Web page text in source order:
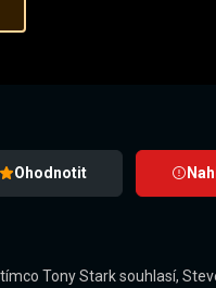
Ohodnotit
Tony Stark souhlasí,